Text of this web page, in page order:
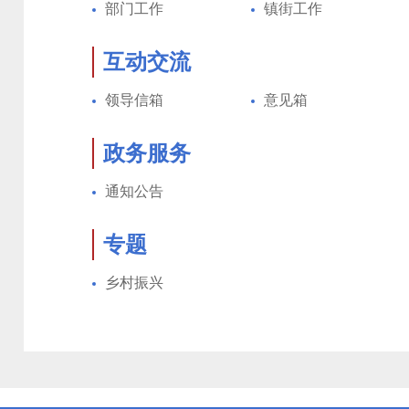
部门工作 镇街工作
互动交流
领导信箱 意见箱
政务服务
通知公告
专题
乡村振兴